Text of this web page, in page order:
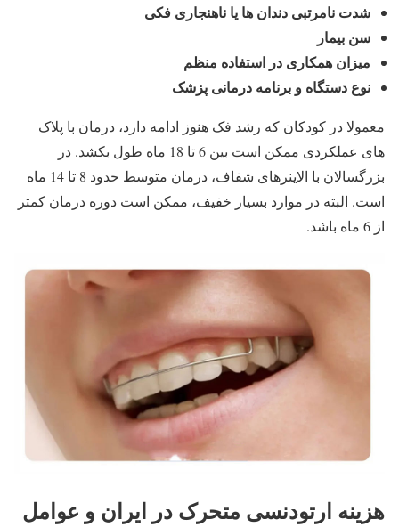
شدت نامرتبی دندان ها یا ناهنجاری فکی
سن بیمار
میزان همکاری در استفاده منظم
نوع دستگاه و برنامه درمانی پزشک
معمولا در کودکان که رشد فک هنوز ادامه دارد، درمان با پلاک
های عملکردی ممکن است بین 6 تا 18 ماه طول بکشد. در
بزرگسالان با الاینرهای شفاف، درمان متوسط حدود 8 تا 14 ماه
است. البته در موارد بسیار خفیف، ممکن است دوره درمان کمتر
از 6 ماه باشد.
هزینه ارتودنسی متحرک در ایران و عوامل